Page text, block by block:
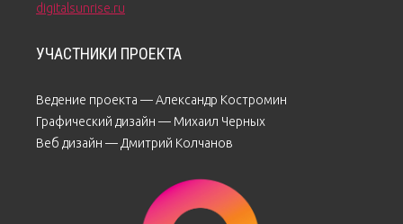
digitalsunrise.ru
УЧАСТНИКИ ПРОЕКТА
Ведение проекта — Александр Костромин
Графический дизайн — Михаил Черных
Веб дизайн — Дмитрий Колчанов